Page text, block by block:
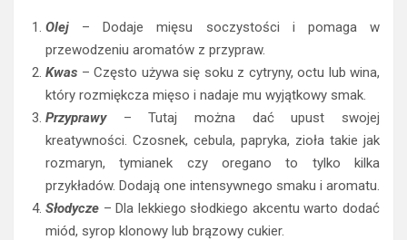
Olej
– Dodaje mięsu soczystości i pomaga w
przewodzeniu aromatów z przypraw.
Kwas – Często używa się soku z cytryny, octu lub wina,
który rozmiękcza mięso i nadaje mu wyjątkowy smak.
Przyprawy– Tutaj można dać upust swojej
kreatywności. Czosnek, cebula, papryka, zioła takie jak
rozmaryn, tymianek czy oregano to tylko kilka
przykładów. Dodają one intensywnego smaku i aromatu.
Słodycze – Dla lekkiego słodkiego akcentu warto dodać
miód, syrop klonowy lub brązowy cukier.